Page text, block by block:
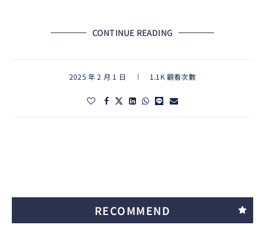
CONTINUE READING
2025 年 2 月 1 日 1.1K 觀看次數
RECOMMEND